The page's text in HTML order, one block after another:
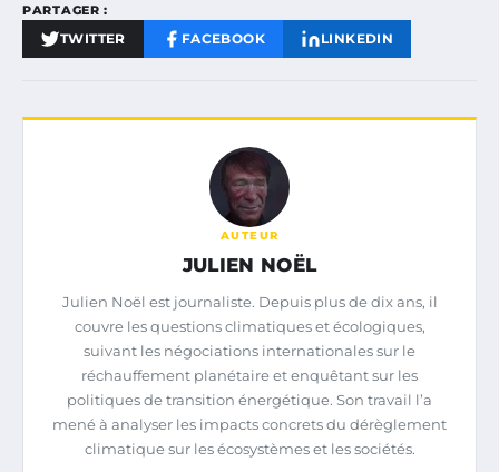
PARTAGER :
TWITTER FACEBOOK LINKEDIN
AUTEUR
JULIEN NOËL
Julien Noël est journaliste. Depuis plus de dix ans, il
couvre les questions climatiques et écologiques,
suivant les négociations internationales sur le
réchauffement planétaire et enquêtant sur les
politiques de transition énergétique. Son travail l’a
mené à analyser les impacts concrets du dérèglement
climatique sur les écosystèmes et les sociétés.